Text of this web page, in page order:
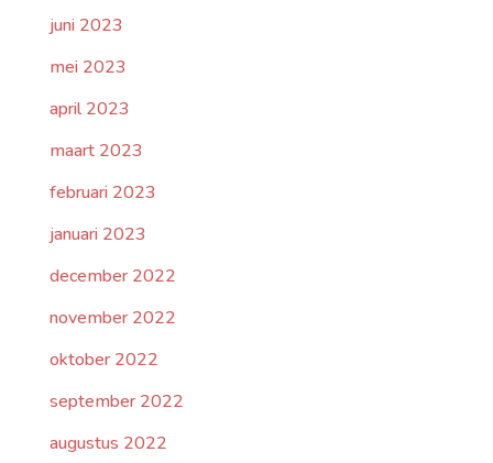
juni 2023
mei 2023
april 2023
maart 2023
februari 2023
januari 2023
december 2022
november 2022
oktober 2022
september 2022
augustus 2022